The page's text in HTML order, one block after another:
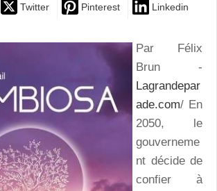
Twitter Pinterest Linkedin
Par Félix
Brun -
Lagrandepar
ade.com/ En
2050, le
gouverneme
nt décide de
confier à